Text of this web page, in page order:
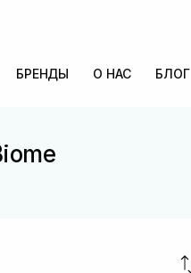
БРЕНДЫ О НАС БЛОГ